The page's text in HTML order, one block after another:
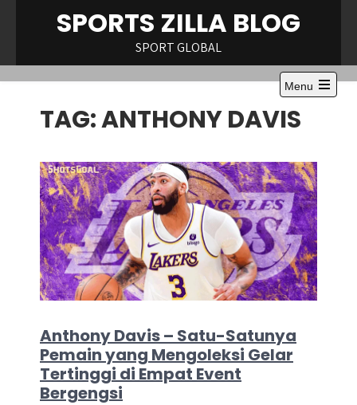
SPORTS ZILLA BLOG
SPORT GLOBAL
Menu
Open
TAG:ANTHONY DAVIS
Anthony Davis – Satu-Satunya
Pemain yang Mengoleksi Gelar
Tertinggi di Empat Event
Bergengsi